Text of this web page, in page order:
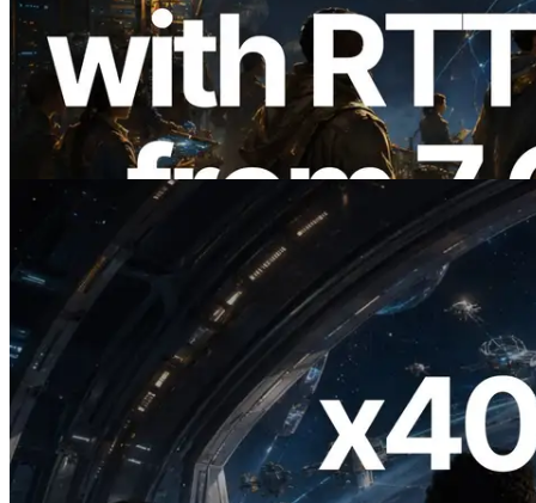
ERPC, Solana Leader Slot API'yi 7
küresel bölgeden ping ölçümüyle
genişletti — Validators Information API
de yayında
Bu makaleyi oku
2026.07.04